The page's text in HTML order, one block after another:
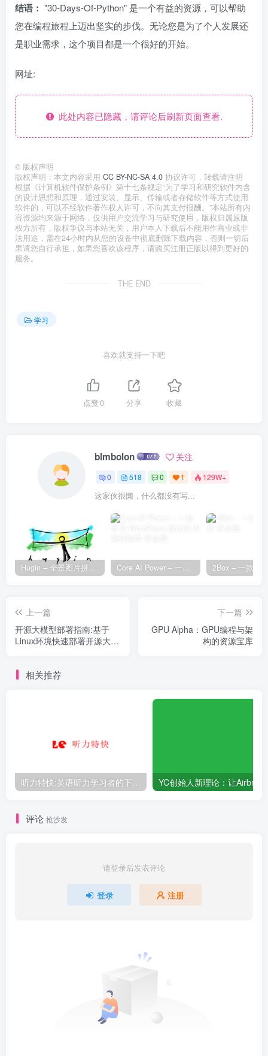
结语： "30-Days-Of-Python" 是一个有益的资源，可以帮助
您在编程旅程上迈出坚实的步伐。无论您是为了个人发展还
是职业需求，这个项目都是一个很好的开始。
网址:
此处内容已隐藏，请评论后刷新页面查看.
© 版权声明
版权声明：本文内容采用 CC BY-NC-SA 4.0 协议许可，转载请注明
根据《计算机软件保护条例》第十七条规定“为了学习和研究软件内含
的设计思想和原理，通过安装、显示、传输或者存储软件等方式使用
软件的，可以不经软件著作权人许可，不向其支付报酬。”本站所有内
容资源均来源于网络，仅供用户交流学习与研究使用，版权归属原版
权方所有，版权争议与本站无关，用户本人下载后不能用作商业或非
法用途，需在24小时内从您的设备中彻底删除下载内容，否则一切后
果请您自行承担，如果您喜欢该程序，请购买注册正版以得到更好的
服务。
THE END
学习
喜欢就支持一下吧
点赞0 分享 收藏
blmbolon 关注
0 518 0 1 129W+
这家伙很懒，什么都没有写...
Hugin – 全景图片拼接工具 Core AI Power – 一款专为 WordPress 设计的 AI 增强插件
上一篇
开源大模型部署指南:基于
Linux环境快速部署开源大模
下一篇
GPU Alpha：GPU编程与架
构的资源宝库
相关推荐
听力特快:英语听力学习者的下载天地
评论 抢沙发
请登录后发表评论
登录 注册